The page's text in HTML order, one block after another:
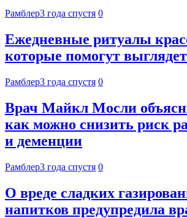
Рамблер3 года спустя 0
Ежедневные ритуалы
которые помогут
Рамблер3 года спустя 0
Врач Майкл Мосли
как можно снизить риск
и деменции
Рамблер3 года спустя 0
О вреде сладких
напитков предупредила